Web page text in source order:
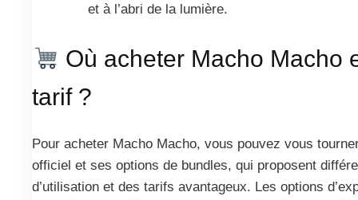
et à l’abri de la lumière.
Où acheter Macho Macho
tarif ?
Pour acheter Macho Macho, vous pouvez vous
officiel et ses options de bundles, qui proposent
d’utilisation et des tarifs avantageux. Les options